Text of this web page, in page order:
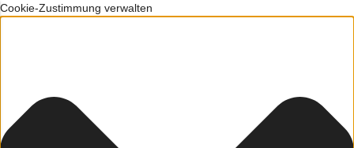
Cookie-Zustimmung verwalten